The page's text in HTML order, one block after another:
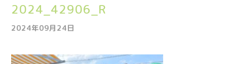
2024_42906_R
2024年09月24日